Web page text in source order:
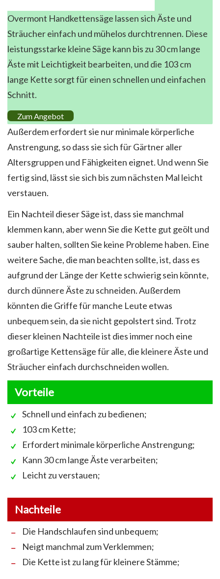
Overmont Handkettensäge lassen sich Äste und
Sträucher einfach und mühelos durchtrennen. Diese
leistungsstarke kleine Säge kann bis zu 30 cm lange
Äste mit Leichtigkeit bearbeiten, und die 103 cm
lange Kette sorgt für einen schnellen und einfachen
Schnitt.
Zum Angebot
Außerdem erfordert sie nur minimale körperliche
Anstrengung, so dass sie sich für Gärtner aller
Altersgruppen und Fähigkeiten eignet. Und wenn Sie
fertig sind, lässt sie sich bis zum nächsten Mal leicht
verstauen.
Ein Nachteil dieser Säge ist, dass sie manchmal
klemmen kann, aber wenn Sie die Kette gut geölt und
sauber halten, sollten Sie keine Probleme haben. Eine
weitere Sache, die man beachten sollte, ist, dass es
aufgrund der Länge der Kette schwierig sein könnte,
durch dünnere Äste zu schneiden. Außerdem
könnten die Griffe für manche Leute etwas
unbequem sein, da sie nicht gepolstert sind. Trotz
dieser kleinen Nachteile ist dies immer noch eine
großartige Kettensäge für alle, die kleinere Äste und
Sträucher einfach durchschneiden wollen.
Vorteile
Schnell und einfach zu bedienen;
103 cm Kette;
Erfordert minimale körperliche Anstrengung;
Kann 30 cm lange Äste verarbeiten;
Leicht zu verstauen;
Nachteile
Die Handschlaufen sind unbequem;
Neigt manchmal zum Verklemmen;
Die Kette ist zu lang für kleinere Stämme;